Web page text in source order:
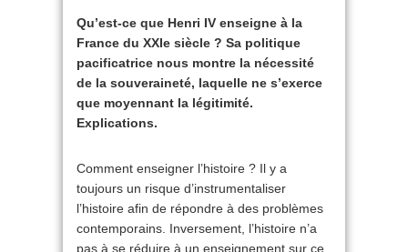
Qu’est-ce que Henri IV enseigne à la
France du XXIe siècle ? Sa politique
pacificatrice nous montre la nécessité
de la souveraineté, laquelle ne s’exerce
que moyennant la légitimité.
Explications.
Comment enseigner l’histoire ? Il y a
toujours un risque d’instrumentaliser
l’histoire afin de répondre à des problèmes
contemporains. Inversement, l’histoire n’a
pas à se réduire à un enseignement sur ce